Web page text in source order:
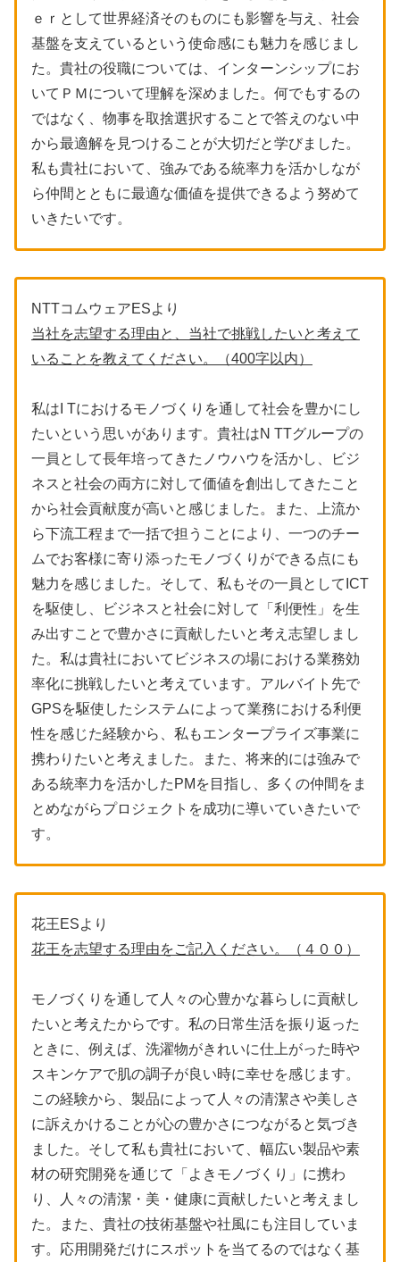
ｅｒとして世界経済そのものにも影響を与え、社会
基盤を支えているという使命感にも魅力を感じまし
た。貴社の役職については、インターンシップにお
いてＰＭについて理解を深めました。何でもするの
ではなく、物事を取捨選択することで答えのない中
から最適解を見つけることが大切だと学びました。
私も貴社において、強みである統率力を活かしなが
ら仲間とともに最適な価値を提供できるよう努めて
いきたいです。
NTTコムウェアESより
当社を志望する理由と、当社で挑戦したいと考えて
いることを教えてください。（400字以内）
私はI Tにおけるモノづくりを通して社会を豊かにし
たいという思いがあります。貴社はN TTグループの
一員として長年培ってきたノウハウを活かし、ビジ
ネスと社会の両方に対して価値を創出してきたこと
から社会貢献度が高いと感じました。また、上流か
ら下流工程まで一括で担うことにより、一つのチー
ムでお客様に寄り添ったモノづくりができる点にも
魅力を感じました。そして、私もその一員としてICT
を駆使し、ビジネスと社会に対して「利便性」を生
み出すことで豊かさに貢献したいと考え志望しまし
た。私は貴社においてビジネスの場における業務効
率化に挑戦したいと考えています。アルバイト先で
GPSを駆使したシステムによって業務における利便
性を感じた経験から、私もエンタープライズ事業に
携わりたいと考えました。また、将来的には強みで
ある統率力を活かしたPMを目指し、多くの仲間をま
とめながらプロジェクトを成功に導いていきたいで
す。
花王ESより
花王を志望する理由をご記入ください。（４００）
モノづくりを通して人々の心豊かな暮らしに貢献し
たいと考えたからです。私の日常生活を振り返った
ときに、例えば、洗濯物がきれいに仕上がった時や
スキンケアで肌の調子が良い時に幸せを感じます。
この経験から、製品によって人々の清潔さや美しさ
に訴えかけることが心の豊かさにつながると気づき
ました。そして私も貴社において、幅広い製品や素
材の研究開発を通じて「よきモノづくり」に携わ
り、人々の清潔・美・健康に貢献したいと考えまし
た。また、貴社の技術基盤や社風にも注目していま
す。応用開発だけにスポットを当てるのではなく基